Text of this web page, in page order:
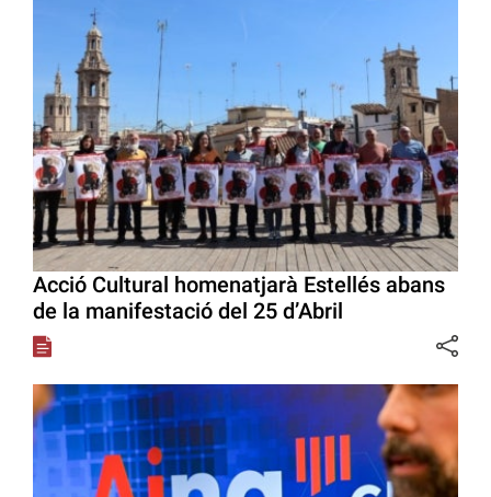
Acció Cultural homenatjarà Estellés abans
de la manifestació del 25 d’Abril